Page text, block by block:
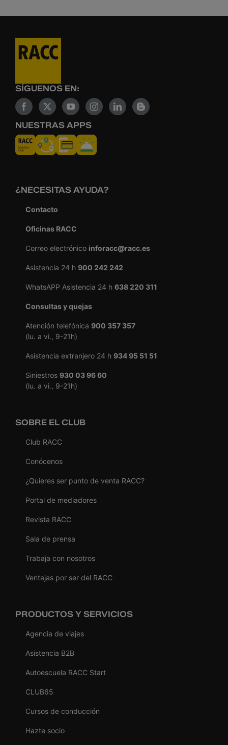
SÍGUENOS EN:
NUESTRAS APPS
¿NECESITAS AYUDA?
Contacto
Oficinas RACC
Correo electrónico inforacc@racc.es
Asistencia 24 h 900 242 242
WhatsAPP Asistencia 24 h 638 220 311
Consultas y quejas
Atención telefónica 900 357 357
(lu. a vi., 9-21h)
Asistencia extranjero 24 h 934 95 51 51
Siniestros 930 03 96 60
(lu. a vi., 9-21h)
SOBRE EL CLUB
Club RACC
Conócenos
¿Quieres ser punto de venta RACC?
Portal de mediadores
Revista RACC
Sala de prensa
Trabaja con nosotros
Ventajas por ser del RACC
PRODUCTOS Y SERVICIOS
Agencia de viajes
Asistencia B2B
Autoescuela RACC Start
CLUB65
Cursos de conducción
Hazte socio